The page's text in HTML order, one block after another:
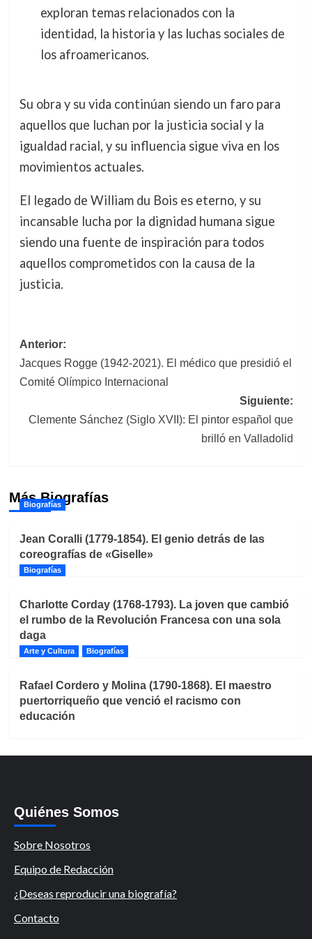
exploran temas relacionados con la
identidad, la historia y las luchas sociales de
los afroamericanos.
Su obra y su vida continúan siendo un faro para
aquellos que luchan por la justicia social y la
igualdad racial, y su influencia sigue viva en los
movimientos actuales.
El legado de William du Bois es eterno, y su
incansable lucha por la dignidad humana sigue
siendo una fuente de inspiración para todos
aquellos comprometidos con la causa de la
justicia.
Navegación
de
Anterior:
Jacques Rogge (1942-2021). El médico que presidió el
Comité Olímpico Internacional
Siguiente:
Clemente Sánchez (Siglo XVII): El pintor español que
brilló en Valladolid
Más Biografías
Biografías
Jean Coralli (1779-1854). El genio detrás de las
coreografías de «Giselle»
Biografías
Charlotte Corday (1768-1793). La joven que cambió
el rumbo de la Revolución Francesa con una sola
daga
Arte y Cultura Biografías
Rafael Cordero y Molina (1790-1868). El maestro
puertorriqueño que venció el racismo con
educación
Quiénes Somos
Sobre Nosotros
Equipo de Redacción
¿Deseas reproducir una biografía?
Contacto